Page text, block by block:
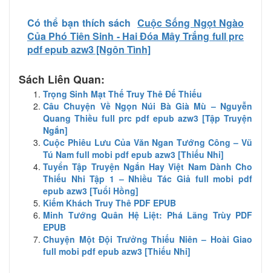
Có thể bạn thích sách Cuộc Sống Ngọt Ngào
Của Phó Tiên Sinh - Hai Đóa Mây Trắng full prc
pdf epub azw3 [Ngôn Tình]
Sách Liên Quan:
Trọng Sinh Mạt Thế Truy Thê Đế Thiếu
Câu Chuyện Về Ngọn Núi Bà Già Mù – Nguyễn
Quang Thiều full prc pdf epub azw3 [Tập Truyện
Ngắn]
Cuộc Phiêu Lưu Của Văn Ngan Tướng Công – Vũ
Tú Nam full mobi pdf epub azw3 [Thiếu Nhi]
Tuyển Tập Truyện Ngắn Hay Việt Nam Dành Cho
Thiếu Nhi Tập 1 – Nhiều Tác Giả full mobi pdf
epub azw3 [Tuổi Hồng]
Kiếm Khách Truy Thê PDF EPUB
Minh Tướng Quân Hệ Liệt: Phá Lãng Trùy PDF
EPUB
Chuyện Một Đội Trưởng Thiếu Niên – Hoài Giao
full mobi pdf epub azw3 [Thiếu Nhi]